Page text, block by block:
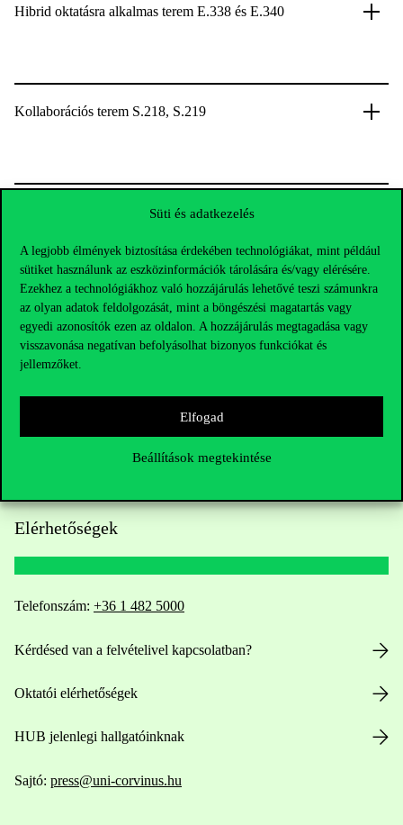
Süti és adatkezelés
A legjobb élmények biztosítása érdekében technológiákat, mint például
sütiket használunk az eszközinformációk tárolására és/vagy elérésére.
Ezekhez a technológiákhoz való hozzájárulás lehetővé teszi számunkra
az olyan adatok feldolgozását, mint a böngészési magatartás vagy
egyedi azonosítók ezen az oldalon. A hozzájárulás megtagadása vagy
visszavonása negatívan befolyásolhat bizonyos funkciókat és
jellemzőket.
Elfogad
Beállítások megtekintése
Hibrid oktatásra alkalmas terem E.338 és E.340
Kollaborációs terem S.218, S.219
Rendezvények támogatása
Elérhetőségek
Telefonszám: +36 1 482 5000
Kérdésed van a felvételivel kapcsolatban?
Oktatói elérhetőségek
HUB jelenlegi hallgatóinknak
Sajtó: press@uni-corvinus.hu